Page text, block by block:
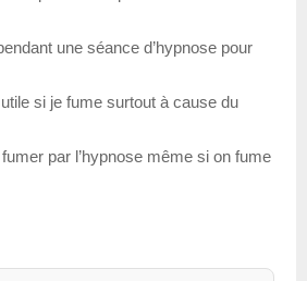
une séance d’hypnose pour
si je fume surtout à cause du
par l’hypnose même si on fume